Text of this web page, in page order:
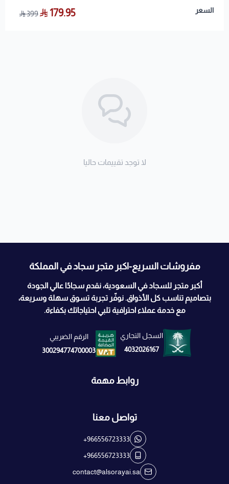
السعر 179.95
399
لا توجد تقييمات حاليا
مفروشات السريع-اكبر متجر سجاد في المملكة
أكبر متجر للسجاد في السعودية، نقدم سجادًا عالي الجودة
بتصاميم تناسب كل الأذواق. نوفّر تجربة تسوق سهلة وسريعة،
مع خدمة عملاء احترافية تلبي احتياجاتك بكفاءة.
السجل التجاري
4032026167
الرقم الضريبي
300294774700003
روابط مهمة
تواصل معنا
+966556723333
+966556723333
contact@alsorayai.sa